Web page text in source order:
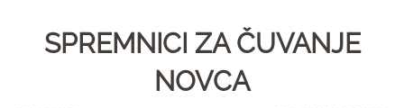
SPREMNICI ZA ČUVANJE
NOVCA